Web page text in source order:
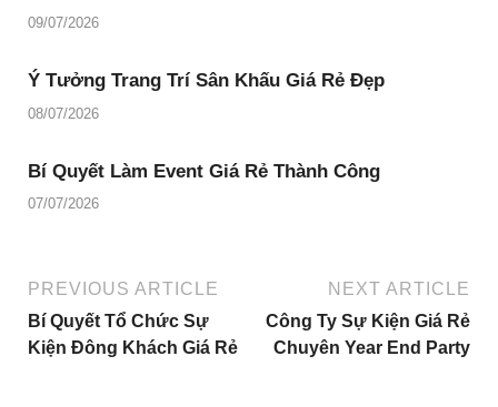
09/07/2026
Ý Tưởng Trang Trí Sân Khấu Giá Rẻ Đẹp
08/07/2026
Bí Quyết Làm Event Giá Rẻ Thành Công
07/07/2026
PREVIOUS ARTICLE
Bí Quyết Tổ Chức Sự
Kiện Đông Khách Giá Rẻ
NEXT ARTICLE
Công Ty Sự Kiện Giá Rẻ
Chuyên Year End Party